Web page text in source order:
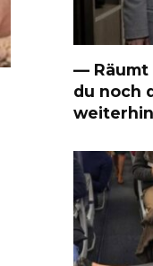
— Räumt
du noch